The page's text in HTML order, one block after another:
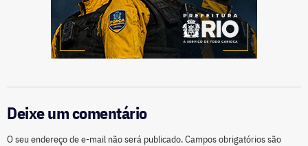
Deixe um comentário
O seu endereço de e-mail não será publicado.Campos obrigatórios são